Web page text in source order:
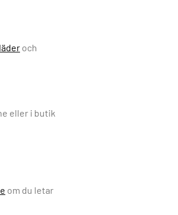
och
eller i butik
om du letar